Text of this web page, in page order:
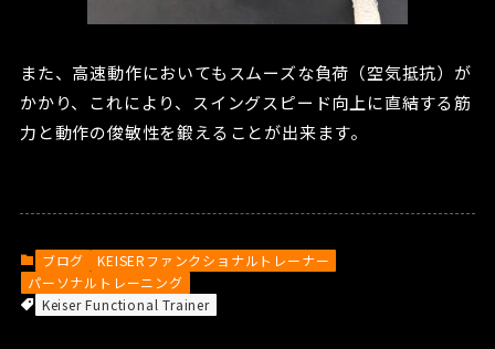
また、高速動作においてもスムーズな負荷（空気抵抗）が
かかり、これにより、スイングスピード向上に直結する筋
力と動作の俊敏性を鍛えることが出来ます。
ブログ
KEISERファンクショナルトレーナー
パーソナルトレーニング
Keiser Functional Trainer